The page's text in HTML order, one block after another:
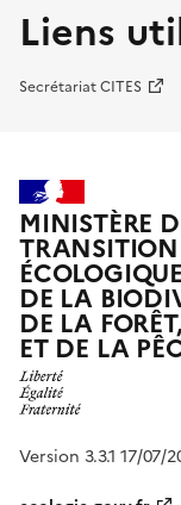
Liens
Secrétariat CITES
MINISTÈRE
TRANSITION
DE LA
DE LA
ET DE LA
Version 3.3.1 17/07/